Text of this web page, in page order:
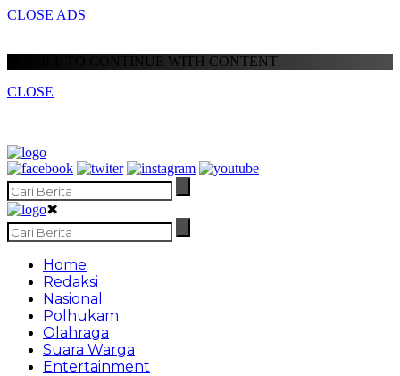
CLOSE ADS
SCROLL TO CONTINUE WITH CONTENT
CLOSE
✖
Home
Redaksi
Nasional
Polhukam
Olahraga
Suara Warga
Entertainment